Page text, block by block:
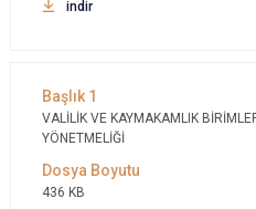
indir
VALİLİK VE KAYMAKAMLIK
YÖNETMELİĞİ
436 KB